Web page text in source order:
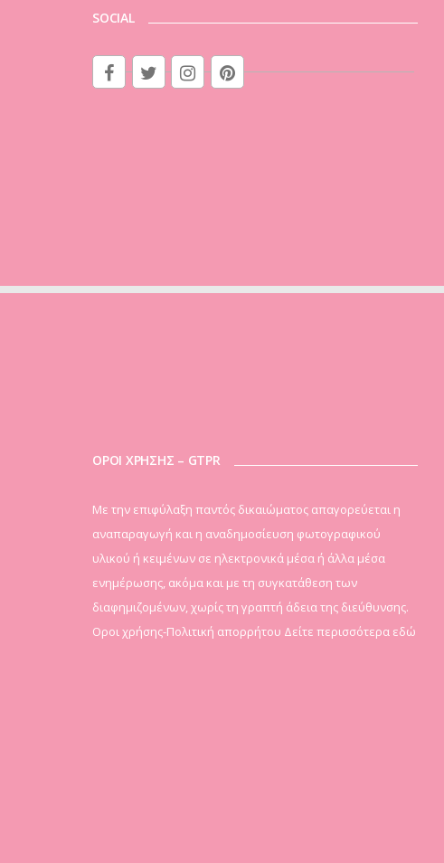
SOCIAL
ΟΡΟΙ ΧΡΗΣΗΣ – GTPR
Mε την επιφύλαξη παντός δικαιώματος απαγορεύεται η
αναπαραγωγή και η αναδημοσίευση φωτογραφικού
υλικού ή κειμένων σε ηλεκτρονικά μέσα ή άλλα μέσα
ενημέρωσης, ακόμα και με τη συγκατάθεση των
διαφημιζομένων, χωρίς τη γραπτή άδεια της διεύθυνσης.
Οροι χρήσης-Πολιτική απορρήτου Δείτε περισσότερα εδώ